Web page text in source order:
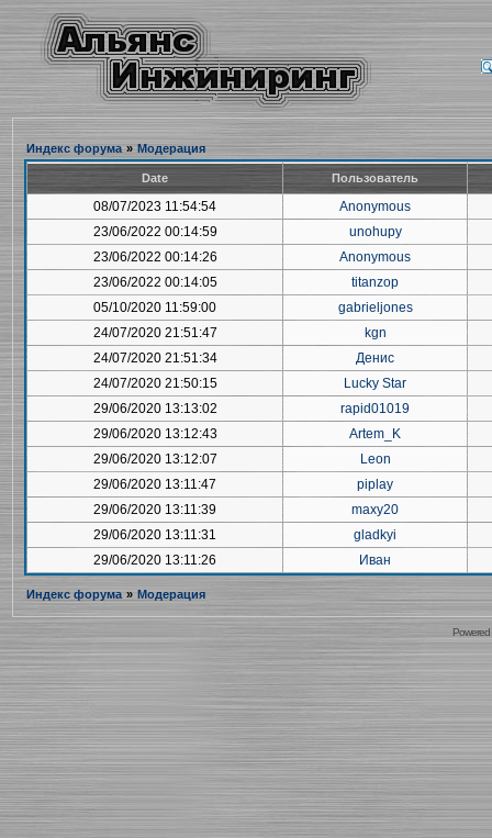
Индекс форума » Модерация
Date Пользователь
08/07/2023 11:54:54
Anonymous
23/06/2022 00:14:59
unohupy
23/06/2022 00:14:26
Anonymous
23/06/2022 00:14:05
titanzop
05/10/2020 11:59:00
gabrieljones
24/07/2020 21:51:47
kgn
24/07/2020 21:51:34
Денис
24/07/2020 21:50:15
Lucky Star
29/06/2020 13:13:02
rapid01019
29/06/2020 13:12:43
Artem_K
29/06/2020 13:12:07
Leon
29/06/2020 13:11:47
piplay
29/06/2020 13:11:39
maxy20
29/06/2020 13:11:31
gladkyi
29/06/2020 13:11:26
Иван
Индекс форума » Модерация